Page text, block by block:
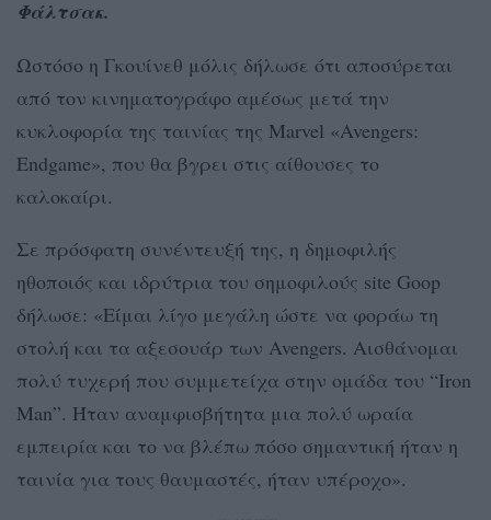
Φάλτσακ.
Ωστόσο η Γκουίνεθ μόλις δήλωσε ότι αποσύρεται
από τον κινηματογράφο αμέσως μετά την
κυκλοφορία της ταινίας της Marvel «Avengers:
Endgame», που θα βγρει στις αίθουσες το
καλοκαίρι.
Σε πρόσφατη συνέντευξή της, η δημοφιλής
ηθοποιός και ιδρύτρια του σημοφιλούς site Goop
δήλωσε: «Είμαι λίγο μεγάλη ώστε να φοράω τη
στολή και τα αξεσουάρ των Avengers. Αισθάνομαι
πολύ τυχερή που συμμετείχα στην ομάδα του “Iron
Man”. Ήταν αναμφισβήτητα μια πολύ ωραία
εμπειρία και το να βλέπω πόσο σημαντική ήταν η
ταινία για τους θαυμαστές, ήταν υπέροχο».